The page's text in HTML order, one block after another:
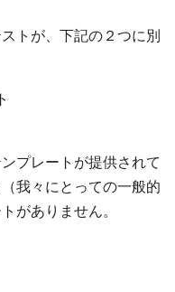
トが、下記の２つに別
プレートが提供されて
我々にとっての一般的
がありません。